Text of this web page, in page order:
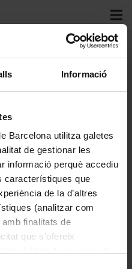
Informació
Barcelona utilitza galetes
de gestionar les
informació perquè accediu
característiques que
de la d’altres
(analitzar com
finalitats de
que s’ofereix
conditions for
transfer